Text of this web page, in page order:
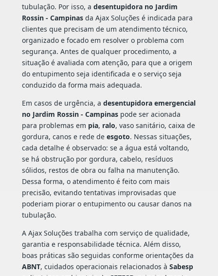
tubulação. Por isso, a desentupidora no Jardim
Rossin - Campinasda Ajax Soluções é indicada para
clientes que precisam de um atendimento técnico,
organizado e focado em resolver o problema com
segurança. Antes de qualquer procedimento, a
situação é avaliada com atenção, para que a origem
do entupimento seja identificada e o serviço seja
conduzido da forma mais adequada.
Em casos de urgência, a desentupidora emergencial
no Jardim Rossin - Campinaspode ser acionada
para problemas em pia, ralo, vaso sanitário, caixa de
gordura, canos e rede de esgoto. Nessas situações,
cada detalhe é observado: se a água está voltando,
se há obstrução por gordura, cabelo, resíduos
sólidos, restos de obra ou falha na manutenção.
Dessa forma, o atendimento é feito com mais
precisão, evitando tentativas improvisadas que
poderiam piorar o entupimento ou causar danos na
tubulação.
A Ajax Soluções trabalha com serviço de qualidade,
garantia e responsabilidade técnica. Além disso,
boas práticas são seguidas conforme orientações da
ABNT, cuidados operacionais relacionados à Sabesp